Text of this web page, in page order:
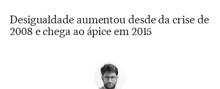
Desigualdade aumentou desde da crise de
2008 e chega ao ápice em 2015